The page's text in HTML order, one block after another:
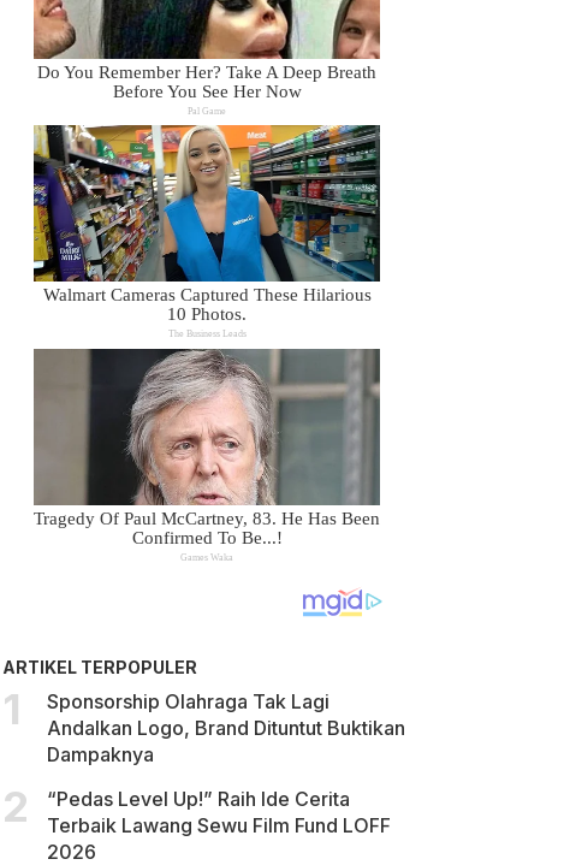
ARTIKEL TERPOPULER
Sponsorship Olahraga Tak Lagi
Andalkan Logo, Brand Dituntut Buktikan
Dampaknya
“Pedas Level Up!” Raih Ide Cerita
Terbaik Lawang Sewu Film Fund LOFF
2026